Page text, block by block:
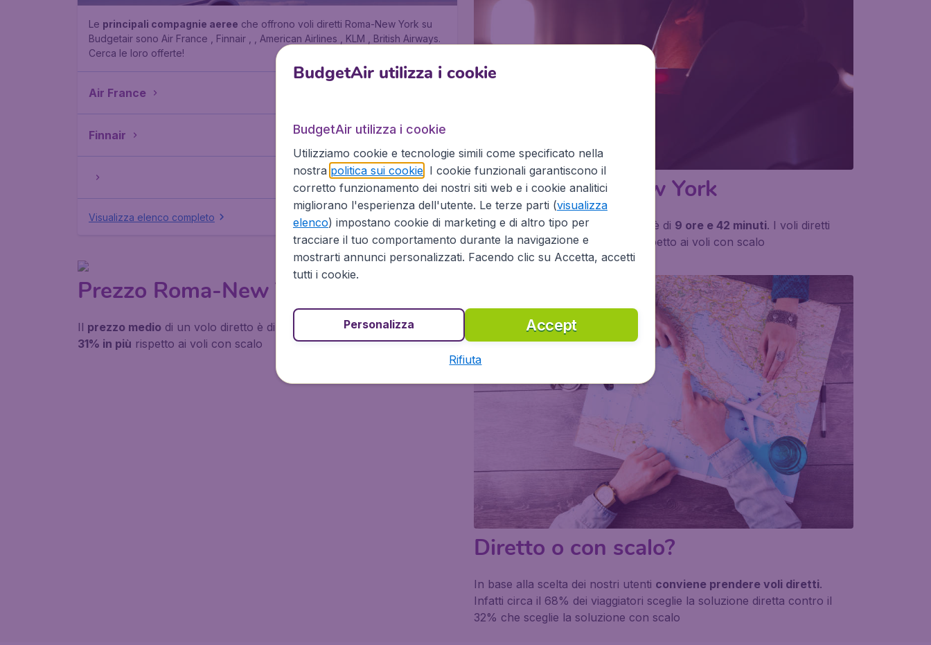
Le principali compagnie aeree che offrono voli diretti Roma-New York su
Budgetair sono Air France , Finnair , , American Airlines , KLM , British Airways.
Cerca le loro offerte!
Air France
Finnair
Visualizza elenco completo
Durata Roma-New York
La durata media di un volo diretto è di 9 ore e 42 minuti. I voli diretti
impiegano circa5 ore in meno rispetto ai voli con scalo
Prezzo Roma-New York
Il prezzo medio di un volo diretto è di
. I voli diretti costano circa il
31% in più rispetto ai voli con scalo
Diretto o con scalo?
In base alla scelta dei nostri utenti conviene prendere voli diretti.
Infatti circa il 68% dei viaggiatori sceglie la soluzione diretta contro il
32% che sceglie la soluzione con scalo
BudgetAir utilizza i cookie
BudgetAir utilizza i cookie
Utilizziamo cookie e tecnologie simili come specificato nella
nostra politica sui cookie. I cookie funzionali garantiscono il
corretto funzionamento dei nostri siti web e i cookie analitici
migliorano l'esperienza dell'utente. Le terze parti (visualizza
elenco) impostano cookie di marketing e di altro tipo per
tracciare il tuo comportamento durante la navigazione e
mostrarti annunci personalizzati. Facendo clic su Accetta, accetti
tutti i cookie.
Accept
Personalizza
Rifiuta